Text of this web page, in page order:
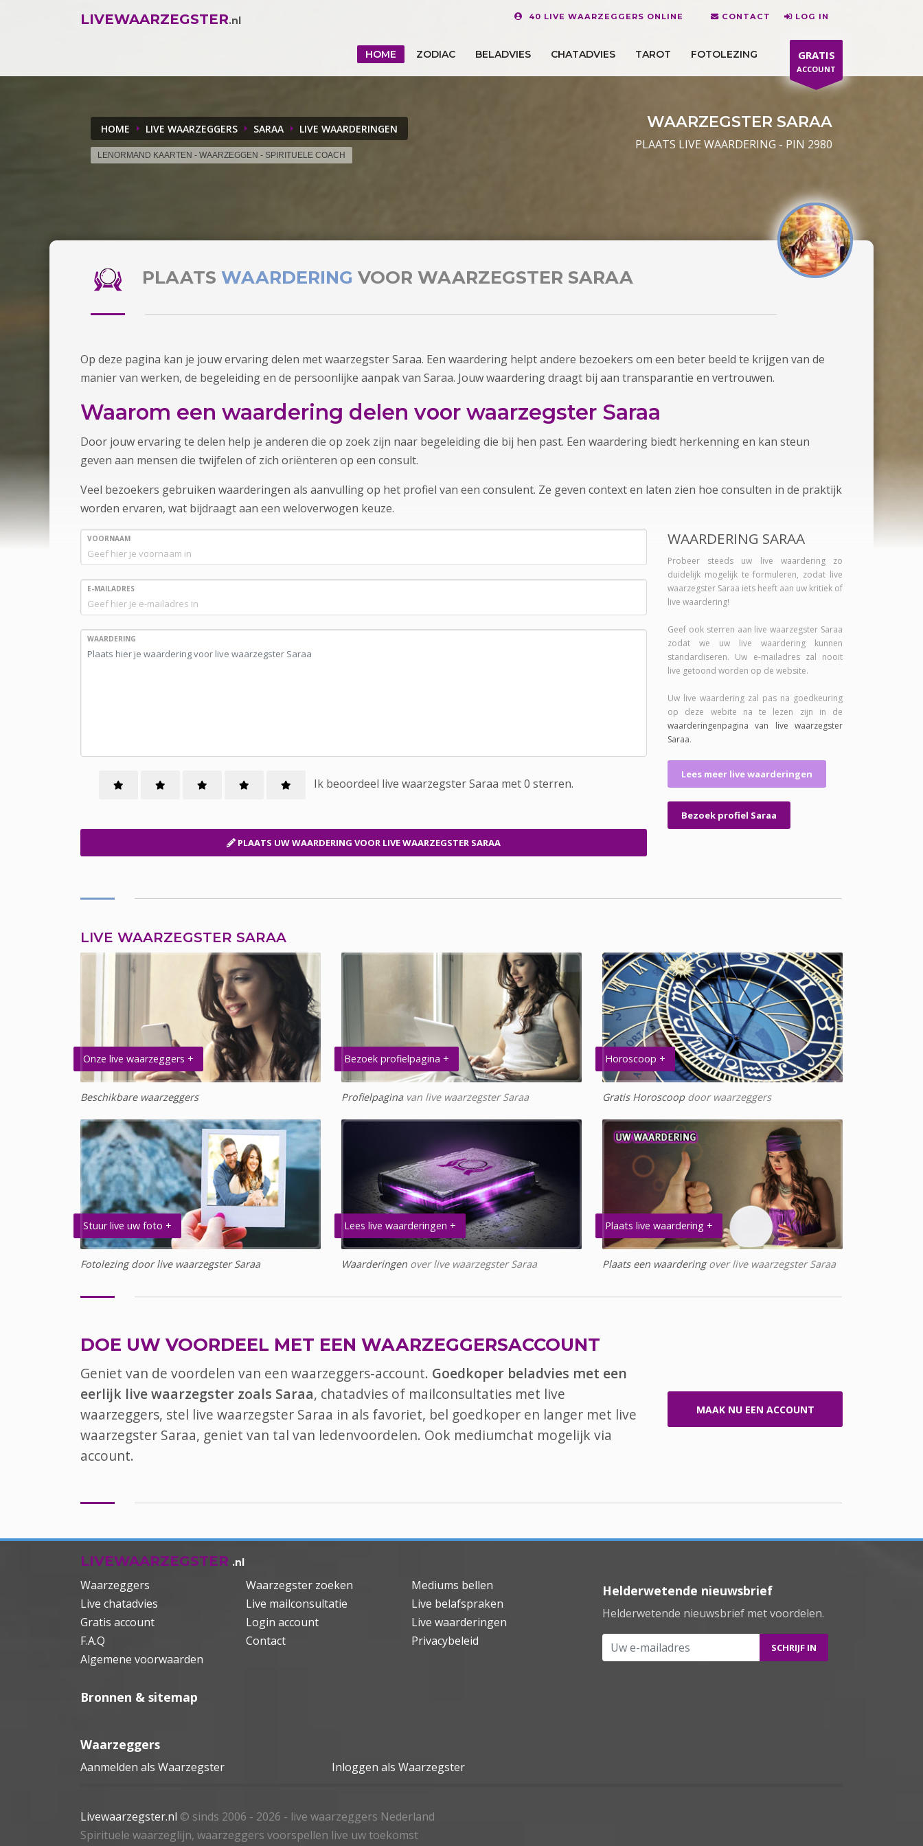
LIVEWAARZEGSTER.nl 40 LIVE WAARZEGGERS ONLINE CONTACT LOG IN
HOME ZODIAC BELADVIES CHATADVIES TAROT FOTOLEZING GRATIS
ACCOUNT
HOME LIVE WAARZEGGERS SARAA LIVE WAARDERINGEN
LENORMAND KAARTEN - WAARZEGGEN - SPIRITUELE COACH
WAARZEGSTER SARAA
PLAATS LIVE WAARDERING - PIN 2980
PLAATS WAARDERING VOOR WAARZEGSTER SARAA
Op deze pagina kan je jouw ervaring delen met waarzegster Saraa. Een waardering helpt andere bezoekers om een beter beeld te krijgen van de
manier van werken, de begeleiding en de persoonlijke aanpak van Saraa. Jouw waardering draagt bij aan transparantie en vertrouwen.
Waarom een waardering delen voor waarzegster Saraa
Door jouw ervaring te delen help je anderen die op zoek zijn naar begeleiding die bij hen past. Een waardering biedt herkenning en kan steun
geven aan mensen die twijfelen of zich oriënteren op een consult.
Veel bezoekers gebruiken waarderingen als aanvulling op het profiel van een consulent. Ze geven context en laten zien hoe consulten in de praktijk
worden ervaren, wat bijdraagt aan een weloverwogen keuze.
VOORNAAM
E-MAILADRES
WAARDERING
Ik beoordeel live waarzegsterSaraa met0 sterren.
PLAATS UW WAARDERING VOOR LIVE WAARZEGSTER SARAA
WAARDERING SARAA
Probeer steeds uw live waardering zo
duidelijk mogelijk te formuleren, zodat live
waarzegster Saraa iets heeft aan uw kritiek of
live waardering!
Geef ook sterren aan live waarzegster Saraa
zodat we uw live waardering kunnen
standardiseren. Uw e-mailadres zal nooit
live getoond worden op de website.
Uw live waardering zal pas na goedkeuring
op deze webite na te lezen zijn in de
waarderingenpagina van live waarzegster
Saraa.
Lees meer live waarderingen
Bezoek profiel Saraa
LIVE WAARZEGSTER SARAA
Onze live waarzeggers +
Beschikbare waarzeggers
Bezoek profielpagina +
Profielpagina van live waarzegster Saraa
Horoscoop +
Gratis Horoscoopdoor waarzeggers
Stuur live uw foto +
Fotolezing door live waarzegster Saraa
Lees live waarderingen +
Waarderingen over live waarzegster Saraa
Plaats live waardering +
Plaats een waarderingover live waarzegster Saraa
DOE UW VOORDEEL MET EEN WAARZEGGERSACCOUNT
Geniet van de voordelen van een waarzeggers-account. Goedkoper beladvies met een
eerlijk live waarzegster zoals Saraa, chatadvies of mailconsultaties met live
waarzeggers, stel live waarzegster Saraa in als favoriet, bel goedkoper en langer met live
waarzegster Saraa, geniet van tal van ledenvoordelen. Ook mediumchat mogelijk via
account.
MAAK NU EEN ACCOUNT
LIVEWAARZEGSTER .nl
Waarzeggers Waarzegster zoeken
Mediums bellen
Live chatadvies
Live mailconsultatie
Live belafspraken
Gratis account
Login account
Live waarderingen
F.A.Q
Contact
Privacybeleid
Algemene voorwaarden
Helderwetende nieuwsbrief
Helderwetende nieuwsbrief met voordelen.
Uw e-mailadres
Bronnen & sitemap
Waarzeggers
Aanmelden als Waarzegster Inloggen als Waarzegster
Livewaarzegster.nl © sinds 2006 - 2026 - live waarzeggers Nederland
Spirituele waarzeglijn, waarzeggers voorspellen live uw toekomst